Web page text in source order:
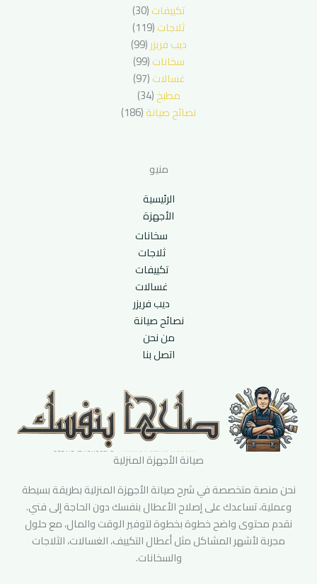
تكييفات(30)
ثلاجات(119)
ديب فريزر(99)
سخانات(99)
غسالات(97)
مطبخ(34)
نصائح صيانة(186)
منيو
الرئيسية
الأجهزة
سخانات
ثلاجات
تكييفات
غسالات
ديب فريزر
نصائح صيانة
من نحن
اتصل بنا
صيانة الأجهزة المنزلية
نحن منصة متخصصة في شرح صيانة الأجهزة المنزلية بطريقة بسيطة
وعملية، تساعدك على إصلاح الأعطال بنفسك دون الحاجة إلى فني.
نقدم محتوى واضح خطوة بخطوة لتوفير الوقت والمال، مع حلول
مجربة لأشهر المشاكل مثل أعطال التكييف، الغسالات، الثلاجات
والسخانات.